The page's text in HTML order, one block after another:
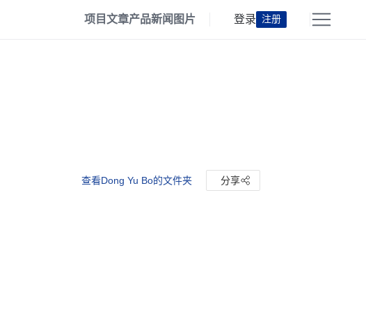
项目文章产品新闻 图片 登录 注册
查看Dong Yu Bo的文件夹 分享